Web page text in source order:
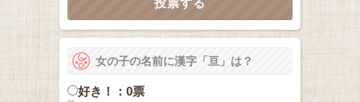
女の子の名前に漢字「亘」は？
好き！：0票